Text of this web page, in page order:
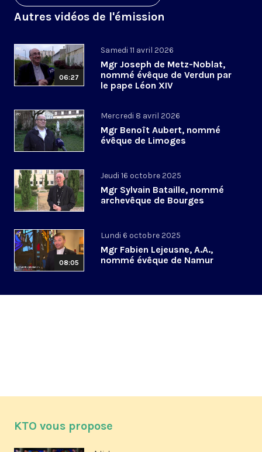
Autres vidéos de l'émission
06:27
Samedi 11 avril 2026
Mgr Joseph de Metz-Noblat,
nommé évêque de Verdun par
le pape Léon XIV
Mercredi 8 avril 2026
Mgr Benoît Aubert, nommé
évêque de Limoges
Jeudi 16 octobre 2025
Mgr Sylvain Bataille, nommé
archevêque de Bourges
08:05
Lundi 6 octobre 2025
Mgr Fabien Lejeusne, A.A.,
nommé évêque de Namur
KTO vous propose